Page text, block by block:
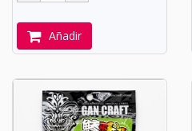
Añadir